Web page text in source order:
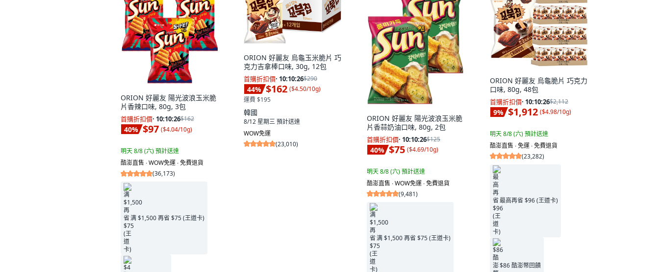
ORION 好麗友 陽光波浪玉米脆
片香辣口味, 80g, 3包
首購折扣價· 10:10:25$162
40% $97 ($4.04/10g)
明天 8/8 (六)預計送達
酷澎直售 ∙ WOW免運 ∙ 免費退貨
(36,173)
满 $1,500 再省 $75 (王道卡)
ORION 好麗友 烏龜玉米脆片 巧
克力吉拿棒口味, 30g, 12包
首購折扣價· 10:10:25$290
44% $162 ($4.50/10g)
運費 $195
韓國
8/12 星期三預計送達
WOW免運
(23,010)
ORION 好麗友 陽光波浪玉米脆
片香蒜奶油口味, 80g, 2包
首購折扣價· 10:10:25$125
40% $75 ($4.69/10g)
明天 8/8 (六)預計送達
酷澎直售 ∙ WOW免運 ∙ 免費退貨
(9,481)
满 $1,500 再省 $75 (王道卡)
ORION 好麗友 烏龜脆片 巧克力
口味, 80g, 48包
首購折扣價· 10:10:25$2,112
9% $1,912 ($4.98/10g)
明天 8/8 (六)預計送達
酷澎直售 ∙ 免運 ∙ 免費退貨
(23,282)
最高再省 $96 (王道卡)
$86 酷澎幣回饋